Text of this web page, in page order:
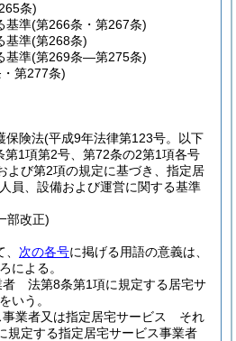
条)
基準(第266条・第267条)
基準(第268条)
基準(第269条―第275条)
第277条)
保険法(平成9年法律第123号。以下
第1項第2号、第72条の2第1項各号
よび第2項の規定に基づき、指定居
員、設備および運営に関する基準
部改正)
次の各号に掲げる用語の意義は、
による。
者 法第8条第1項に規定する居宅サ
いう。
事業者又は指定居宅サービス それ
規定する指定居宅サービス事業者